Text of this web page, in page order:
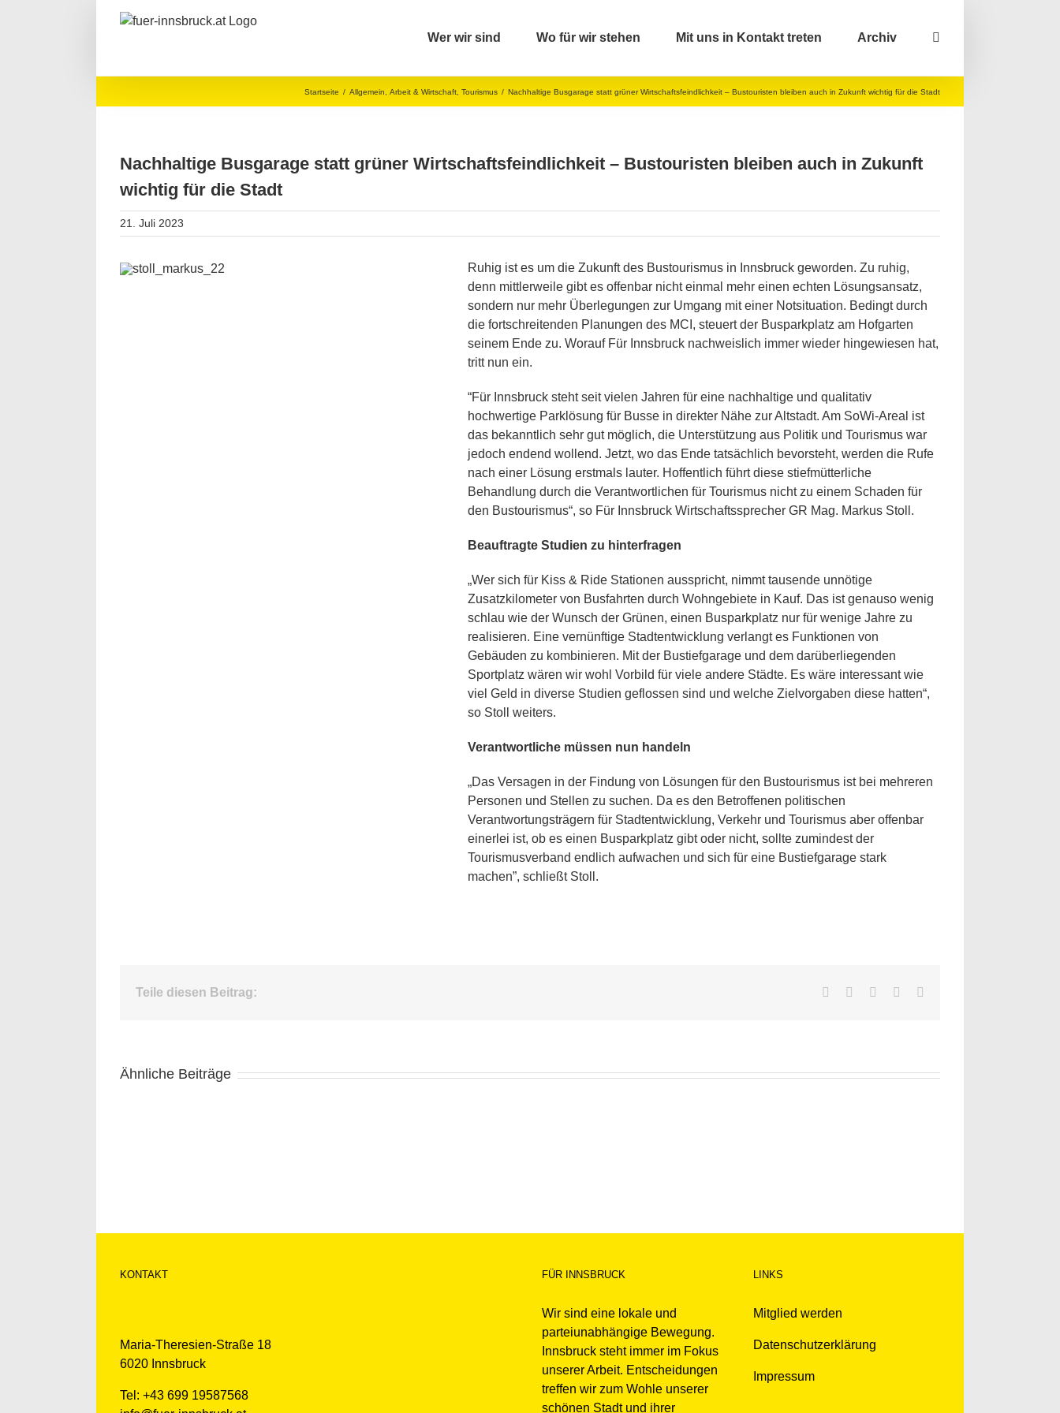
Wer wir sind Wo für wir stehen Mit uns in Kontakt treten Archiv
Startseite / Allgemein Arbeit & Wirtschaft Tourismus / Nachhaltige Busgarage statt grüner Wirtschaftsfeindlichkeit – Bustouristen bleiben auch in Zukunft wichtig für die Stadt
Nachhaltige Busgarage statt grüner Wirtschaftsfeindlichkeit – Bustouristen bleiben auch in Zukunft
wichtig für die Stadt
21. Juli 2023
Ruhig ist es um die Zukunft des Bustourismus in Innsbruck geworden. Zu ruhig,
denn mittlerweile gibt es offenbar nicht einmal mehr einen echten Lösungsansatz,
sondern nur mehr Überlegungen zur Umgang mit einer Notsituation. Bedingt durch
die fortschreitenden Planungen des MCI, steuert der Busparkplatz am Hofgarten
seinem Ende zu. Worauf Für Innsbruck nachweislich immer wieder hingewiesen hat,
tritt nun ein.
“Für Innsbruck steht seit vielen Jahren für eine nachhaltige und qualitativ
hochwertige Parklösung für Busse in direkter Nähe zur Altstadt. Am SoWi-Areal ist
das bekanntlich sehr gut möglich, die Unterstützung aus Politik und Tourismus war
jedoch endend wollend. Jetzt, wo das Ende tatsächlich bevorsteht, werden die Rufe
nach einer Lösung erstmals lauter. Hoffentlich führt diese stiefmütterliche
Behandlung durch die Verantwortlichen für Tourismus nicht zu einem Schaden für
den Bustourismus“, so Für Innsbruck Wirtschaftssprecher GR Mag. Markus Stoll.
Beauftragte Studien zu hinterfragen
„Wer sich für Kiss & Ride Stationen ausspricht, nimmt tausende unnötige
Zusatzkilometer von Busfahrten durch Wohngebiete in Kauf. Das ist genauso wenig
schlau wie der Wunsch der Grünen, einen Busparkplatz nur für wenige Jahre zu
realisieren. Eine vernünftige Stadtentwicklung verlangt es Funktionen von
Gebäuden zu kombinieren. Mit der Bustiefgarage und dem darüberliegenden
Sportplatz wären wir wohl Vorbild für viele andere Städte. Es wäre interessant wie
viel Geld in diverse Studien geflossen sind und welche Zielvorgaben diese hatten“,
so Stoll weiters.
Verantwortliche müssen nun handeln
„Das Versagen in der Findung von Lösungen für den Bustourismus ist bei mehreren
Personen und Stellen zu suchen. Da es den Betroffenen politischen
Verantwortungsträgern für Stadtentwicklung, Verkehr und Tourismus aber offenbar
einerlei ist, ob es einen Busparkplatz gibt oder nicht, sollte zumindest der
Tourismusverband endlich aufwachen und sich für eine Bustiefgarage stark
machen”, schließt Stoll.
Teile diesen Beitrag: Facebook
TwitterLinkedInWhatsApp
Ähnliche Beiträge
KONTAKT
Maria-Theresien-Straße 18
6020 Innsbruck
Tel: +43 699 19587568
FÜR INNSBRUCK
Wir sind eine lokale und
parteiunabhängige Bewegung.
Innsbruck steht immer im Fokus
unserer Arbeit. Entscheidungen
treffen wir zum Wohle unserer
schönen Stadt und ihrer
LINKS
Mitglied werden
Datenschutzerklärung
Impressum